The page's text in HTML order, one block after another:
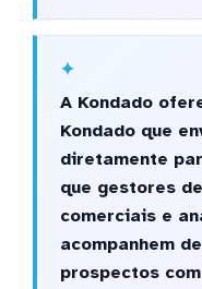
A Kondado
Kondado que
diretamente
que gestores
comerciais e
acompanhem
prospectos